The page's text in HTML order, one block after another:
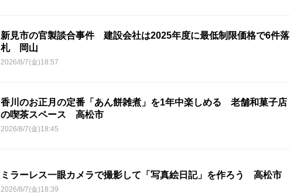
新見市の官製談合事件 建設会社は2025年度に最低制限価格で6件落
札 岡山
2026/8/7(金)18:57
香川のお正月の定番「あん餅雑煮」を1年中楽しめる 老舗和菓子店
の喫茶スペース 高松市
2026/8/7(金)18:45
ミラーレス一眼カメラで撮影して「写真絵日記」を作ろう 高松市
2026/8/7(金)18:39